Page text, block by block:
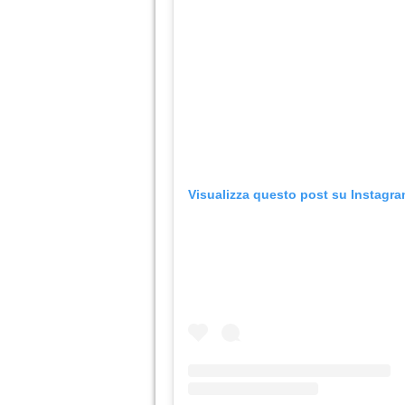
Visualizza questo post su